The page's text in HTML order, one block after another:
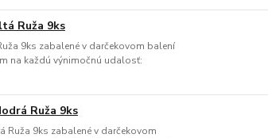
Ruža 9ks
9ks zabalené v darčekovom balení
na každú výnimočnú udalosť:
Ruža 9ks
Ruža 9ks zabalené v darčekovom